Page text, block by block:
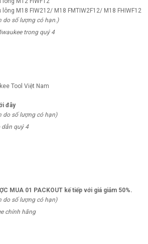
M18 FIW212/ M18 FMTIW2F12/ M18 FHIWF12
do số lượng có hạn.)
Tool Việt Nam
đây
do số lượng có hạn)
MUA 01 PACKOUT kế tiếp với giá giảm 50%.
do số lượng có hạn)